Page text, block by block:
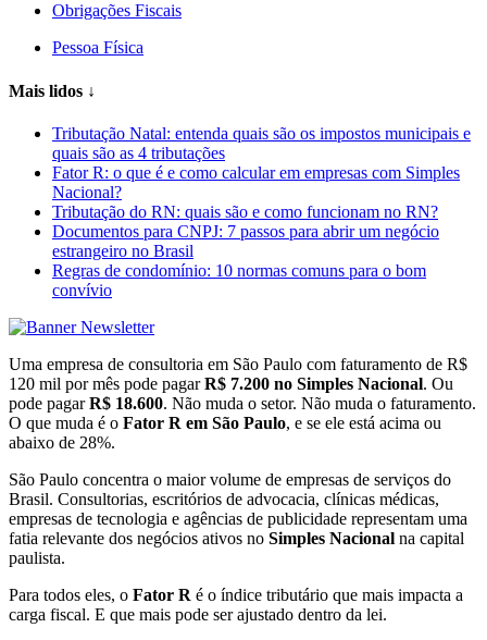
Obrigações Fiscais
Pessoa Física
Mais lidos ↓
Tributação Natal: entenda quais são os impostos municipais e
quais são as 4 tributações
Fator R: o que é e como calcular em empresas com Simples
Nacional?
Tributação do RN: quais são e como funcionam no RN?
Documentos para CNPJ: 7 passos para abrir um negócio
estrangeiro no Brasil
Regras de condomínio: 10 normas comuns para o bom
convívio
Uma empresa de consultoria em São Paulo com faturamento de R$
120 mil por mês pode pagarR$ 7.200 no Simples Nacional. Ou
pode pagarR$ 18.600. Não muda o setor. Não muda o faturamento.
O que muda é o Fator R em São Paulo, e se ele está acima ou
abaixo de 28%.
São Paulo concentra o maior volume de empresas de serviços do
Brasil. Consultorias, escritórios de advocacia, clínicas médicas,
empresas de tecnologia e agências de publicidade representam uma
fatia relevante dos negócios ativos no Simples Nacional na capital
paulista.
Para todos eles, o Fator R é o índice tributário que mais impacta a
carga fiscal. E que mais pode ser ajustado dentro da lei.